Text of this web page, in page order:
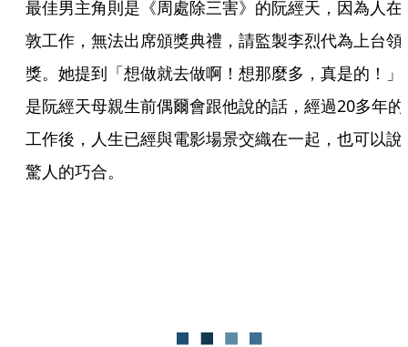
最佳男主角則是《周處除三害》的阮經天，因為人在
敦工作，無法出席頒獎典禮，請監製李烈代為上台領
獎。她提到「想做就去做啊！想那麼多，真是的！」
是阮經天母親生前偶爾會跟他說的話，經過20多年的
工作後，人生已經與電影場景交織在一起，也可以說
驚人的巧合。